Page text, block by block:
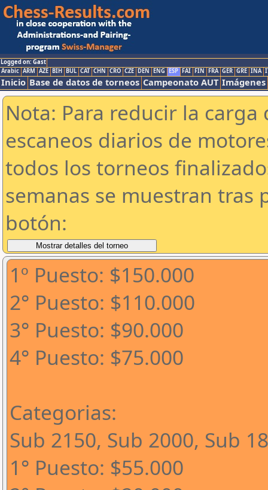
Logged on: Gast
Arabic ARM AZE BIH BUL CAT CHN CRO CZE DEN ENG ESP FAI FIN FRA GER GRE INA
Inicio Base de datos de torneos Campeonato AUT Imágenes
Nota: Para reducir la
escaneos diarios de
todos los torneos
semanas se muestran tras
botón:
1º Puesto: $150.000
2° Puesto: $110.000
3° Puesto: $90.000
4° Puesto: $75.000
Categorias:
Sub 2150, Sub 2000, Sub
1° Puesto: $55.000